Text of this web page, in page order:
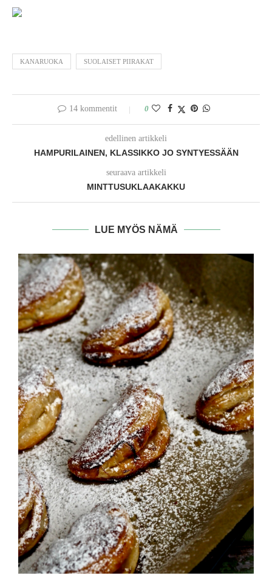
KANARUOKA SUOLAISET PIIRAKAT
14 kommentit 0
edellinen artikkeli
HAMPURILAINEN, KLASSIKKO JO SYNTYESSÄÄN
seuraava artikkeli
MINTTUSUKLAAKAKKU
LUE MYÖS NÄMÄ